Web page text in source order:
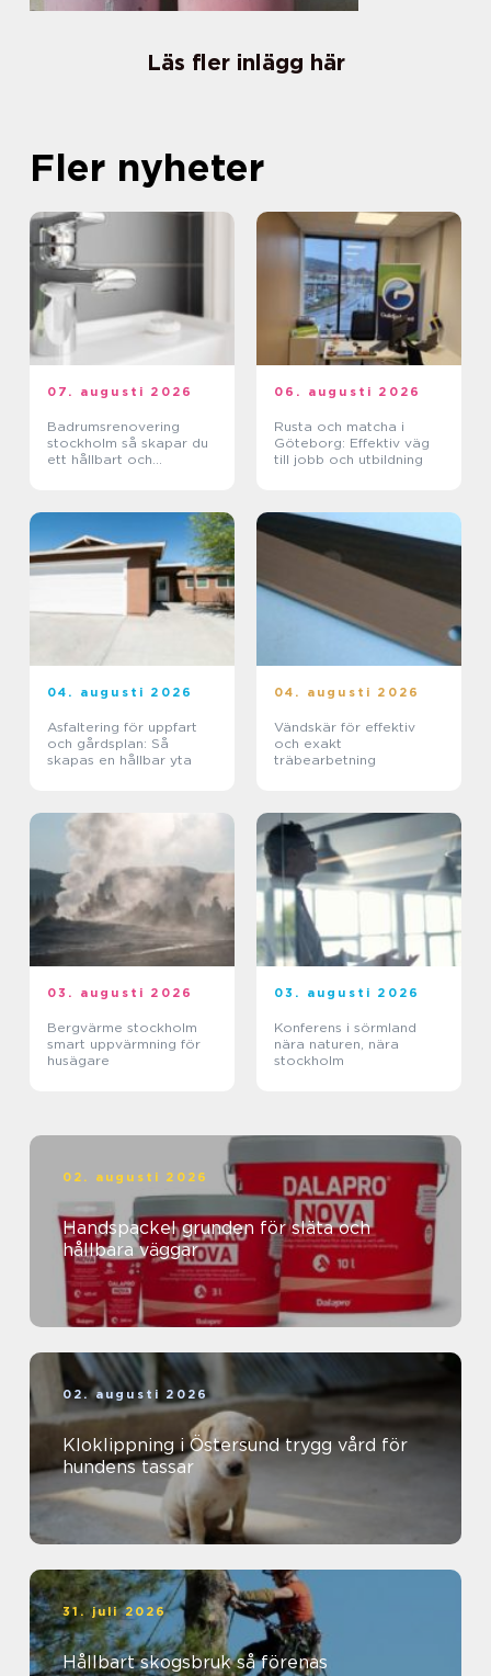
Läs fler inlägg här
Fler nyheter
07. augusti 2026
Badrumsrenovering
stockholm så skapar du
ett hållbart och
06. augusti 2026
Rusta och matcha i
Göteborg: Effektiv väg
till jobb och utbildning
04. augusti 2026
Asfaltering för uppfart
och gårdsplan: Så
skapas en hållbar yta
04. augusti 2026
Vändskär för effektiv
och exakt
träbearbetning
03. augusti 2026
Bergvärme stockholm
smart uppvärmning för
husägare
03. augusti 2026
Konferens i sörmland
nära naturen, nära
stockholm
02. augusti 2026
Handspackel grunden för släta och
hållbara väggar
02. augusti 2026
Kloklippning i Östersund trygg vård för
hundens tassar
31. juli 2026
Hållbart skogsbruk så förenas